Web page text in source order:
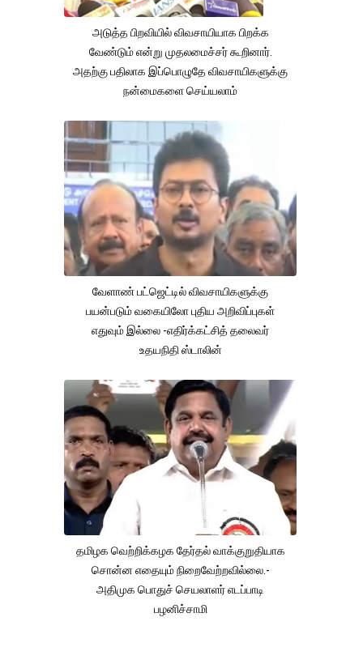
அடுத்த பிறவியில் விவசாயியாக பிறக்க
வேண்டும் என்று முதலமைச்சர் கூறினார்.
அதற்கு பதிலாக இப்பொழுதே விவசாயிகளுக்கு
நன்மைகளை செய்யலாம்
வேளாண் பட்ஜெட்டில் விவசாயிகளுக்கு
பயன்படும் வகையிலோ புதிய அறிவிப்புகள்
எதுவும் இல்லை -எதிர்க்கட்சித் தலைவர்
உதயநிதி ஸ்டாலின்
தமிழக வெற்றிக்கழக தேர்தல் வாக்குறுதியாக
சொன்ன எதையும் நிறைவேற்றவில்லை.-
அதிமுக பொதுச் செயலாளர் எடப்பாடி
பழனிச்சாமி